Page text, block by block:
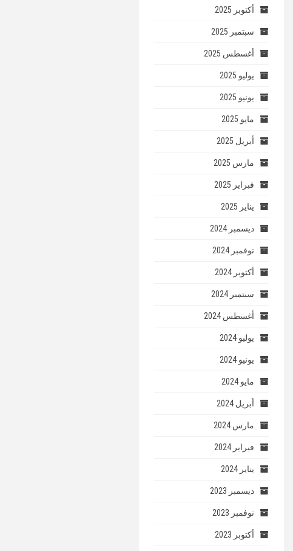
أكتوبر 2025
سبتمبر 2025
أغسطس 2025
يوليو 2025
يونيو 2025
مايو 2025
أبريل 2025
مارس 2025
فبراير 2025
يناير 2025
ديسمبر 2024
نوفمبر 2024
أكتوبر 2024
سبتمبر 2024
أغسطس 2024
يوليو 2024
يونيو 2024
مايو 2024
أبريل 2024
مارس 2024
فبراير 2024
يناير 2024
ديسمبر 2023
نوفمبر 2023
أكتوبر 2023